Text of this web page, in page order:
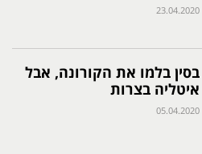
23.04.2020
בסין בלמו את הקורונה, אבל
איטליה בצרות
05.04.2020